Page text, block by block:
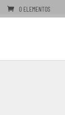
0 ELEMENTOS